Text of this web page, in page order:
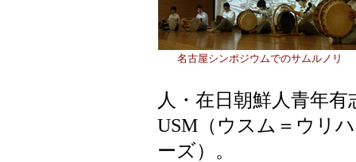
名古屋シンポジウムでのサムルノリ
人・在日朝鮮人青年
USM（ウスム＝ウリ
ーズ）。